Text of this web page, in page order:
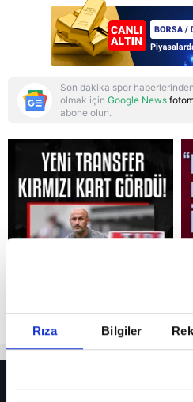
Rıza Bilgiler
Reddet
Son dakika spor
olmak için Google News
abone olun.